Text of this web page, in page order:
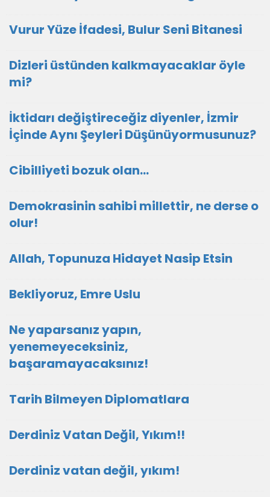
Vurur Yüze İfadesi, Bulur Seni Bitanesi
Dizleri üstünden kalkmayacaklar öyle
mi?
İktidarı değiştireceğiz diyenler, İzmir
İçinde Aynı Şeyleri Düşünüyormusunuz?
Cibilliyeti bozuk olan...
Demokrasinin sahibi millettir, ne derse o
olur!
Allah, Topunuza Hidayet Nasip Etsin
Bekliyoruz, Emre Uslu
Ne yaparsanız yapın,
yenemeyeceksiniz,
başaramayacaksınız!
Tarih Bilmeyen Diplomatlara
Derdiniz Vatan Değil, Yıkım!!
Derdiniz vatan değil, yıkım!